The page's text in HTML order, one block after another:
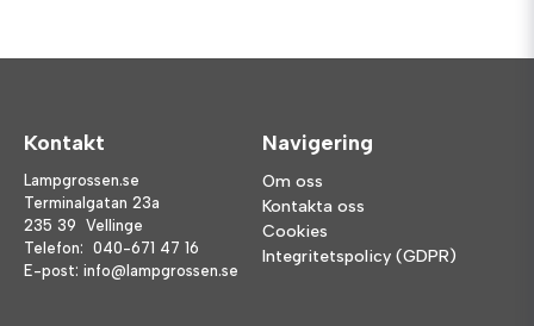
Kontakt
Lampgrossen.se
Terminalgatan 23a
235 39 Vellinge
Telefon: 040-671 47 16
E-post: info@lampgrossen.se
Navigering
Om oss
Kontakta oss
Cookies
Integritetspolicy (GDPR)